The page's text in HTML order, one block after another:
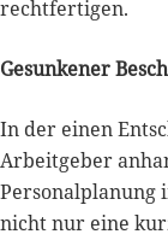
rechtfertigen.
Gesunkener
In der einen
Arbeitgeber
Personalplanung
nicht nur eine